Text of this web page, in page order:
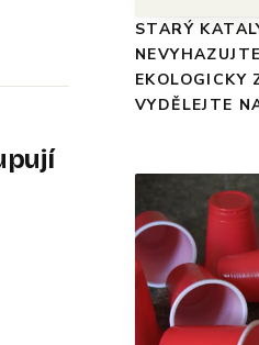
STARÝ
EKOLOGICKY
VYDĚLEJTE